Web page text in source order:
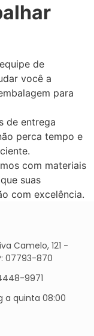
de
você a
para
de entrega
perca tempo e
com materiais
suas
com excelência.
Camelo, 121 -
07793-870
9971
a quinta 08:00